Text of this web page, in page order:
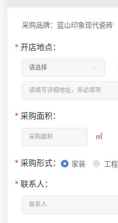
采购品牌：蓝山印象现代瓷砖
* 开店地点：
* 采购面积：
㎡
* 采购形式： 家装 工程
* 联系人：